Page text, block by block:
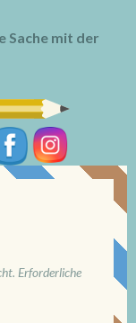
Sache mit der
Erforderliche